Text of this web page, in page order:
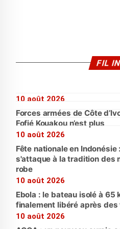
FIL
10 août 2026
Forces armées de Côte
Fofié Kouakou n’est plus
10 août 2026
Fête nationale en
s'attaque à la tradition des
robe
10 août 2026
Ebola : le bateau isolé à 65
finalement libéré après
10 août 2026